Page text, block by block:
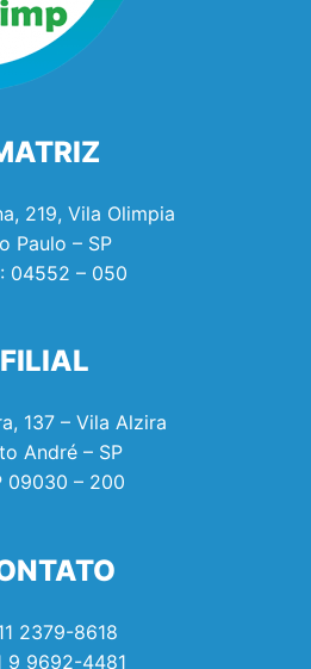
219, Vila Olimpia
Paulo – SP
04552 – 050
FILIAL
137 – Vila Alzira
André – SP
09030 – 200
2379-8618
9 9692-4481